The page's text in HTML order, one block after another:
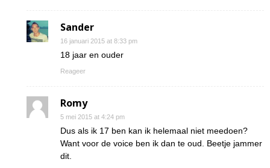
Sander
16 januari 2015 at 8:33 pm
18 jaar en ouder
Reageer
Romy
5 mei 2015 at 4:24 pm
Dus als ik 17 ben kan ik helemaal niet meedoen?
Want voor de voice ben ik dan te oud. Beetje jammer
dit.